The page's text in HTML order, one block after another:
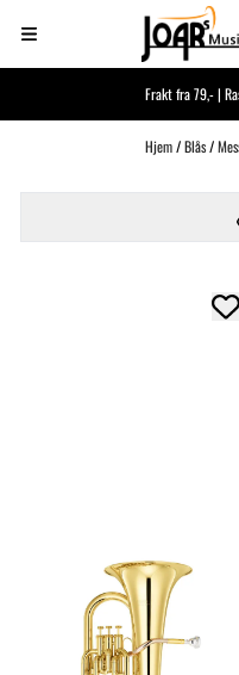
Hopp til innhold
Frakt fra 79,- |
Hjem/Blås/